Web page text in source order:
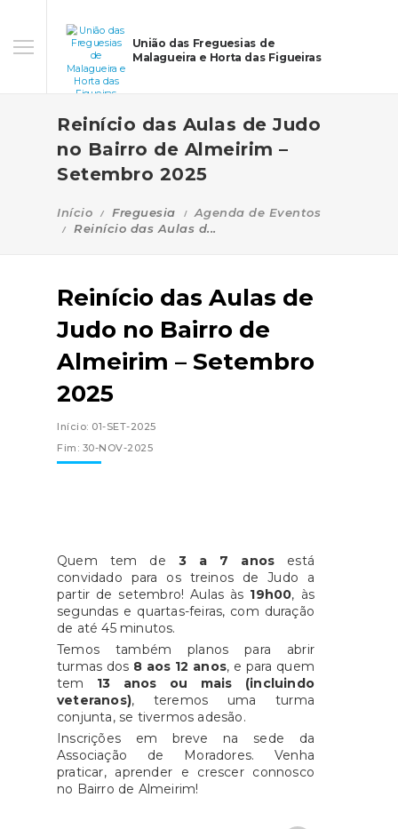
União das Freguesias de
Malagueira e Horta das Figueiras
Reinício das Aulas de Judo
no Bairro de Almeirim –
Setembro 2025
Início Freguesia
Agenda de Eventos
Reinício das Aulas d...
Reinício das Aulas de
Judo no Bairro de
Almeirim – Setembro
2025
Início: 01-SET-2025
Fim: 30-NOV-2025
Quem tem de 3 a 7 anos está
convidado para os treinos de Judo a
partir de setembro! Aulas às 19h00, às
segundas e quartas-feiras, com duração
de até 45 minutos.
Temos também planos para abrir
turmas dos 8 aos 12 anos, e para quem
tem 13 anos ou mais (incluindo
veteranos), teremos uma turma
conjunta, se tivermos adesão.
Inscrições em breve na sede da
Associação de Moradores. Venha
praticar, aprender e crescer connosco
no Bairro de Almeirim!